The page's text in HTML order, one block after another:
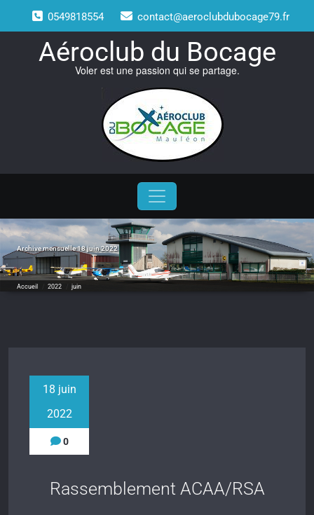
content
0549818554 contact@aeroclubdubocage79.fr
Aéroclub du Bocage
Voler est une passion qui se partage.
Archive mensuelle 18 juin 2022
Accueil 2022 juin
18 juin
2022
0
Rassemblement ACAA/RSA